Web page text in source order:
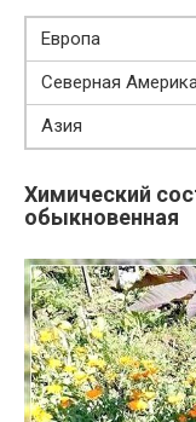
Европа
Северная
Азия
Химический
обыкновенная